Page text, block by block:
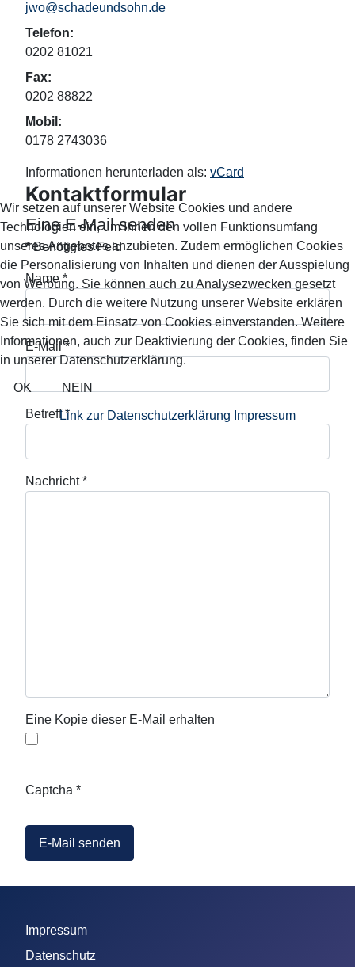
jwo@schadeundsohn.de
Telefon:
0202 81021
Fax:
0202 88822
Mobil:
0178 2743036
Informationen herunterladen als: vCard
Kontaktformular
Eine E-Mail senden
*Benötigtes Feld
Name*
E-Mail*
Betreff*
Nachricht*
Eine Kopie dieser E-Mail erhalten
Captcha *
E-Mail senden
Impressum
Datenschutz
Wir setzen auf unserer Website Cookies und andere
Technologien ein, um Ihnen den vollen Funktionsumfang
unseres Angebotes anzubieten. Zudem ermöglichen Cookies
die Personalisierung von Inhalten und dienen der Ausspielung
von Werbung. Sie können auch zu Analysezwecken gesetzt
werden. Durch die weitere Nutzung unserer Website erklären
Sie sich mit dem Einsatz von Cookies einverstanden. Weitere
Informationen, auch zur Deaktivierung der Cookies, finden Sie
in unserer Datenschutzerklärung.
OK NEIN
Link zur Datenschutzerklärung Impressum